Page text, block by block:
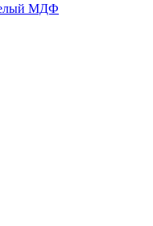
МДФ